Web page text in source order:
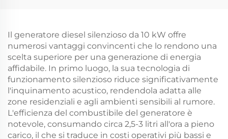
Il generatore diesel silenzioso da 10 kW offre
numerosi vantaggi convincenti che lo rendono una
scelta superiore per una generazione di energia
affidabile. In primo luogo, la sua tecnologia di
funzionamento silenzioso riduce significativamente
l'inquinamento acustico, rendendola adatta alle
zone residenziali e agli ambienti sensibili al rumore.
L'efficienza del combustibile del generatore è
notevole, consumando circa 2,5-3 litri all'ora a pieno
carico, il che si traduce in costi operativi più bassi e